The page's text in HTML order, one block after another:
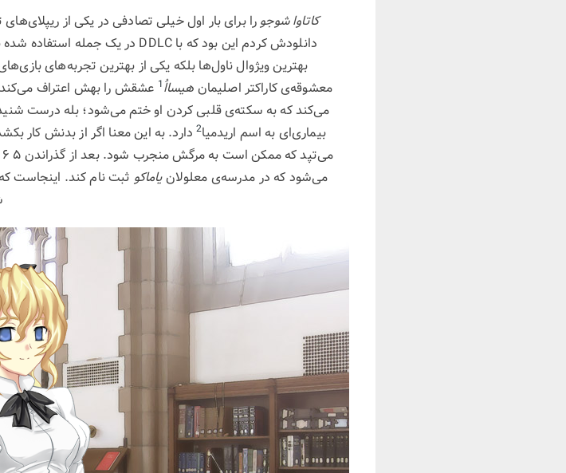
کاتاوا شوجورا برای بار اول خیلی تصادفی در یکی از
بهترین ویژوال ناول‌ها بلکه یکی از بهترین تجربه‌های
معشوقه‌ی کاراکتر اصلیمان هیسااُ1 عشقش را بهش اعتراف
می‌کند که به سکته‌ی قلبی کردن او ختم می‌شود؛ بله درست
بیماری‌ای به اسم اریدمیا2دارد. به این معنا اگر از بدنش کار
می‌شود که در مدرسه‌ی معلولانیاماکو